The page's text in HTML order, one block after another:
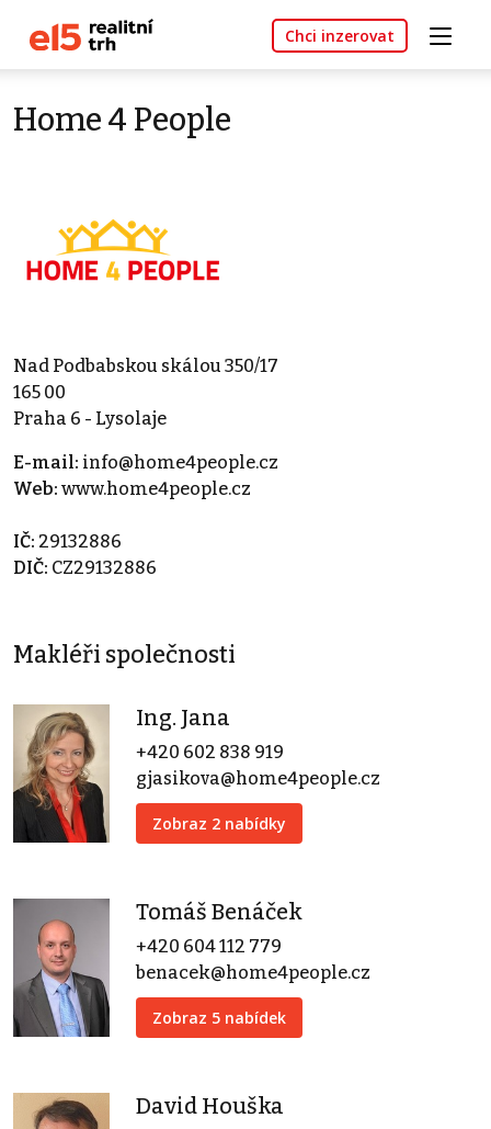
Chci inzerovat
Home 4 People
Nad Podbabskou skálou 350/17
165 00
Praha 6 - Lysolaje
E-mail: info@home4people.cz
Web: www.home4people.cz
IČ: 29132886
DIČ: CZ29132886
Makléři společnosti
Ing. Jana
+420 602 838 919
gjasikova@home4people.cz
Zobraz 2 nabídky
Tomáš Benáček
+420 604 112 779
benacek@home4people.cz
Zobraz 5 nabídek
David Houška